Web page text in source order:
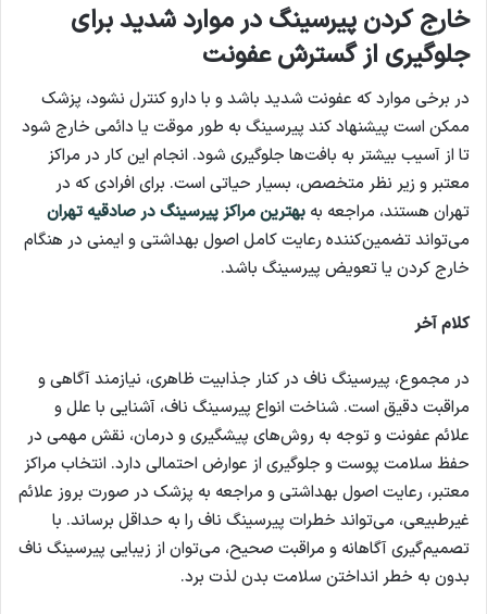
خارج کردن پیرسینگ در موارد شدید برای
جلوگیری از گسترش عفونت
در برخی موارد که عفونت شدید باشد و با دارو کنترل نشود، پزشک
ممکن است پیشنهاد کند پیرسینگ به طور موقت یا دائمی خارج شود
تا از آسیب بیشتر به بافت‌ها جلوگیری شود. انجام این کار در مراکز
معتبر و زیر نظر متخصص، بسیار حیاتی است. برای افرادی که در
تهران هستند، مراجعه به بهترین مراکز پیرسینگ در صادقیه تهران
می‌تواند تضمین‌کننده رعایت کامل اصول بهداشتی و ایمنی در هنگام
خارج کردن یا تعویض پیرسینگ باشد.
کلام آخر
در مجموع، پیرسینگ ناف در کنار جذابیت ظاهری، نیازمند آگاهی و
مراقبت دقیق است. شناخت انواع پیرسینگ ناف، آشنایی با علل و
علائم عفونت و توجه به روش‌های پیشگیری و درمان، نقش مهمی در
حفظ سلامت پوست و جلوگیری از عوارض احتمالی دارد. انتخاب مراکز
معتبر، رعایت اصول بهداشتی و مراجعه به پزشک در صورت بروز علائم
غیرطبیعی، می‌تواند خطرات پیرسینگ ناف را به حداقل برساند. با
تصمیم‌گیری آگاهانه و مراقبت صحیح، می‌توان از زیبایی پیرسینگ ناف
بدون به خطر انداختن سلامت بدن لذت برد.